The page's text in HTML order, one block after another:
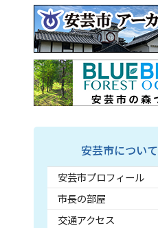
安芸市について
安芸市プロフィール
市長の部屋
交通アクセス